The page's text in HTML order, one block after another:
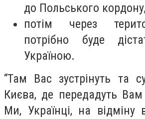
до Польського кордону,
потім через
потрібно буде
Україною.
“Там Вас зустрінуть та
Києва, де передадуть
Ми, Українці, на відміну